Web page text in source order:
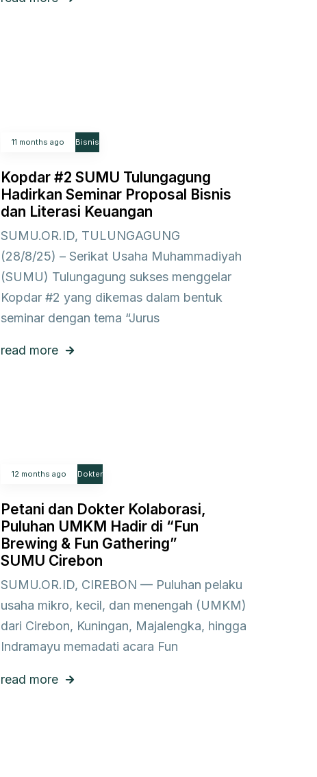
11 months ago Bisnis
Kopdar #2 SUMU Tulungagung
Hadirkan Seminar Proposal Bisnis
dan Literasi Keuangan
SUMU.OR.ID, TULUNGAGUNG
(28/8/25) – Serikat Usaha Muhammadiyah
(SUMU) Tulungagung sukses menggelar
Kopdar #2 yang dikemas dalam bentuk
seminar dengan tema “Jurus
read more
12 months ago Dokter
Petani dan Dokter Kolaborasi,
Puluhan UMKM Hadir di “Fun
Brewing & Fun Gathering”
SUMU Cirebon
SUMU.OR.ID, CIREBON — Puluhan pelaku
usaha mikro, kecil, dan menengah (UMKM)
dari Cirebon, Kuningan, Majalengka, hingga
Indramayu memadati acara Fun
read more